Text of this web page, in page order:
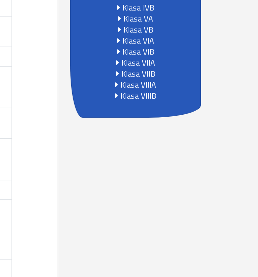
Klasa IVB
Klasa VA
Klasa VB
Klasa VIA
Klasa VIB
Klasa VIIA
Klasa VIIB
Klasa VIIIA
Klasa VIIIB